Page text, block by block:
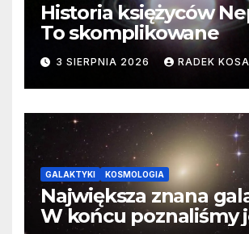
Historia księżyców
To skomplikowane
3 SIERPNIA 2026 RADEK
GALAKTYKI KOSMOLOGIA
Największa znana
W końcu poznaliśmy